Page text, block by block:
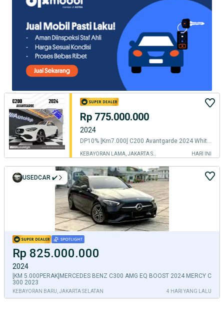
Rp 775.000.000
2024
DP10% [Km7.000] C200 Avantgarde 2024 White Reg 2023 #AUTOHIGH
HARI INI
Rp 825.000.000
2024
[KM 5.000PERAK]MERCEDES BENZ C300 AMG EQ BOOST 2024 MERCY C
300 2023
KEBAYORAN BARU, JAKARTA SELATAN 4 HARI YANG LALU
USEDCAR ✔️